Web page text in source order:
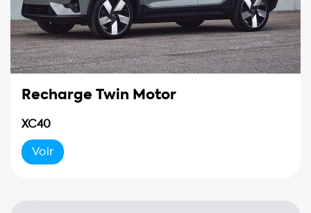
Recharge Twin Motor
XC40
Voir